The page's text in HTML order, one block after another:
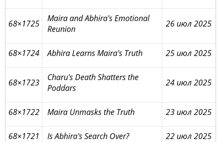
68×1725
Maira and Abhira's Emotional
Reunion
26 июл 2025
68×1724 Abhira Learns Maira's Truth 25 июл 2025
68×1723
Charu's Death Shatters the
Poddars
24 июл 2025
68×1722 Maira Unmasks the Truth 23 июл 2025
68×1721 Is Abhira's Search Over? 22 июл 2025